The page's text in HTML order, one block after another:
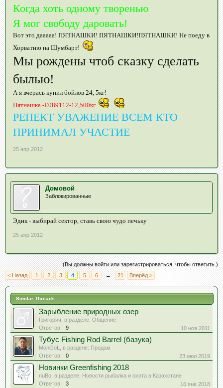
Когда хоть одному творенью
Я мог свободу даровать!
Вот это дааааа! ПЯТНАШКИ! ПЯТНАШКИ!ПЯТНАШКИ! Не поеду в
Хорватию на Шумбарт!
Мы рождены чтоб сказку сделать
былью!
А я вчерась купил бойлов 24, 5кг!
Пятнашка -Е089112-12,500кг
РЕПЕКТ УВАЖЕНИЕ ВСЕМ КТО
ПРИНИМАЛ УЧАСТИЕ
25 апр 2012
Домовой
Заблокированные
Эдик - выбирай сектор, ставь свою чудо печьку
25 апр 2012
(Вы должны войти или зарегистрироваться, чтобы ответить.)
< Назад
1 2 3 4 5 6 → 21 Вперёд >
Similar Threads
Зарыбление природных озер
Григорич , в разделе: Общение
Ответов:
9 10 ноя 2011
Тубус Fishing Rod Barrel (базука)
MonGoL , в разделе: Продам
Ответов:
0 23 июл 2019
Новинки Greenfishing 2018
nuBo , в разделе: Новости рыбалка и охота в Казахстане
Ответов:
3 16 янв 2018